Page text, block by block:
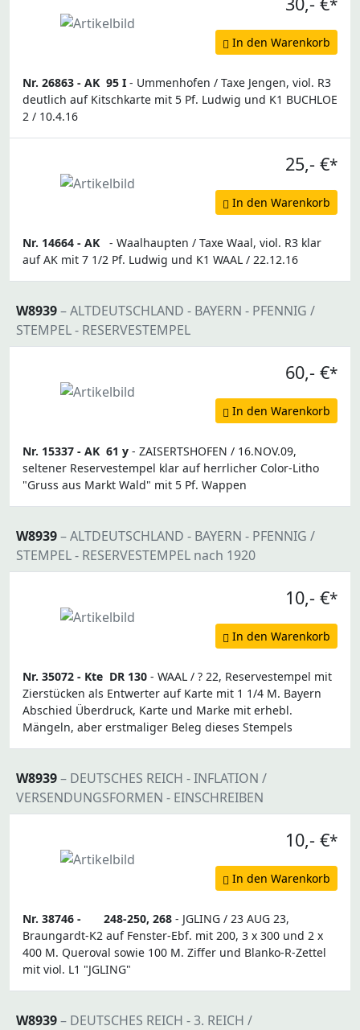
*
In den Warenkorb
Nr. 26863 - AK 95 I - Ummenhofen / Taxe Jengen, viol. R3
deutlich auf Kitschkarte mit 5 Pf. Ludwig und K1 BUCHLOE
2 / 10.4.16
25,- €*
In den Warenkorb
Nr. 14664 - AK
- Waalhaupten / Taxe Waal, viol. R3 klar
auf AK mit 7 1/2 Pf. Ludwig und K1 WAAL / 22.12.16
W8939– ALTDEUTSCHLAND - BAYERN - PFENNIG /
STEMPEL - RESERVESTEMPEL
60,- €*
In den Warenkorb
Nr. 15337 - AK 61 y - ZAISERTSHOFEN / 16.NOV.09,
seltener Reservestempel klar auf herrlicher Color-Litho
"Gruss aus Markt Wald" mit 5 Pf. Wappen
W8939– ALTDEUTSCHLAND - BAYERN - PFENNIG /
STEMPEL - RESERVESTEMPEL nach 1920
10,- €*
In den Warenkorb
Nr. 35072 - Kte DR 130 - WAAL / ? 22, Reservestempel mit
Zierstücken als Entwerter auf Karte mit 1 1/4 M. Bayern
Abschied Überdruck, Karte und Marke mit erhebl.
Mängeln, aber erstmaliger Beleg dieses Stempels
W8939– DEUTSCHES REICH - INFLATION /
VERSENDUNGSFORMEN - EINSCHREIBEN
10,- €*
In den Warenkorb
Nr. 38746 - 248-250, 268 - JGLING / 23 AUG 23,
Braungardt-K2 auf Fenster-Ebf. mit 200, 3 x 300 und 2 x
400 M. Queroval sowie 100 M. Ziffer und Blanko-R-Zettel
mit viol. L1 "JGLING"
W8939– DEUTSCHES REICH - 3. REICH /